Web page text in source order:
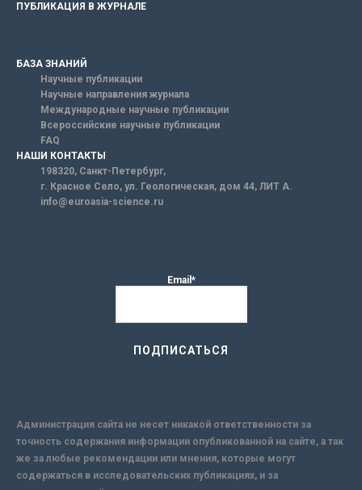
ПУБЛИКАЦИЯ В ЖУРНАЛЕ
БАЗА ЗНАНИЙ
Научные публикации
Научные направления журнала
Международные научные публикации
Всероссийские научные публикации
FAQ
НАШИ КОНТАКТЫ
198320, Санкт-Петербург,
г. Красное Село, ул. Геологическая, дом 44, ЛИТ А.
info@euroasia-science.ru
Email*
Администрация сайта не несет никакой ответственности за
точность содержания информации опубликованной на сайте, а так
же за любые рекомендации или мнения, которые могут
содержаться в исследовательских публикациях, и за